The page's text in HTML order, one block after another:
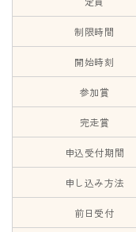
制限時間
開始時刻
参加賞
完走賞
申込受付期間
申し込み方法
前日受付